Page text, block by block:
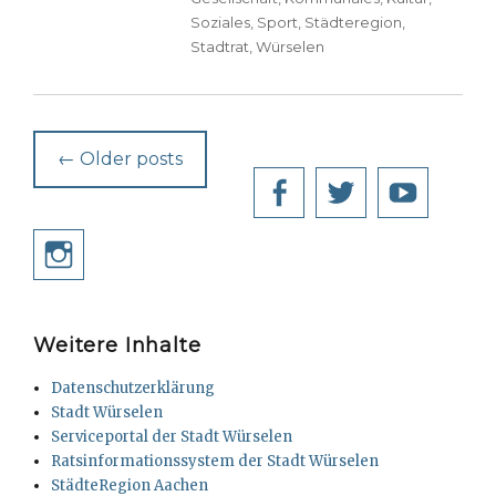
Soziales, Sport, Städteregion,
Stadtrat,Würselen
navigation
← Older posts
Facebook
Twitter
Weitere Inhalte
Datenschutzerklärung
Stadt Würselen
Serviceportal der Stadt Würselen
Ratsinformationssystem der Stadt Würselen
StädteRegion Aachen